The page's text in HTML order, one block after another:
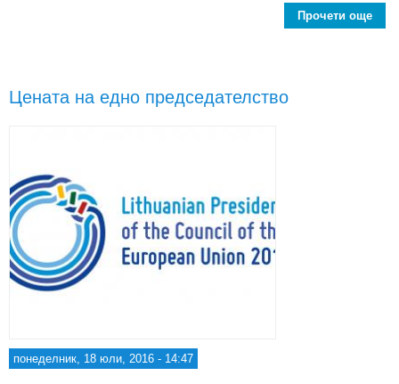
Прочети още
Цената на едно председателство
понеделник, 18 юли, 2016 - 14:47